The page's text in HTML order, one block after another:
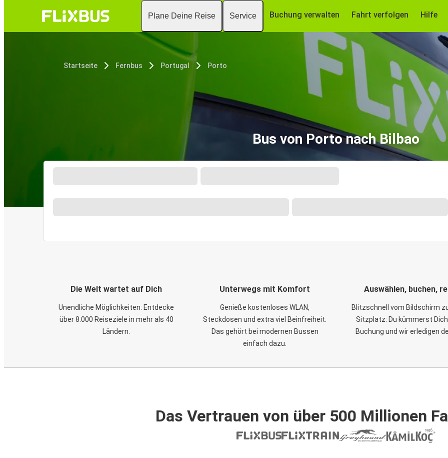
Plane Deine Reise Service Buchung verwalten Fahrt verfolgen Hilfe
Startseite Fernbus Portugal Porto
Bus von Porto nach Bilbao
Die Welt wartet auf Dich
Unendliche Möglichkeiten: Entdecke
über 8.000 Reiseziele in mehr als 40
Ländern.
Unterwegs mit Komfort
Genieße kostenloses WLAN,
Steckdosen und extra viel Beinfreiheit.
Das gehört bei modernen Bussen
einfach dazu.
Auswählen, buchen,
Blitzschnell vom Bildschirm
Sitzplatz: Du kümmerst
Buchung und wir erledigen
Das Vertrauen von über 500 Millionen